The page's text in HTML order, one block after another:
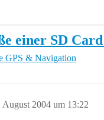
einer SD
GPS & Navigation
August 2004 um 13:22